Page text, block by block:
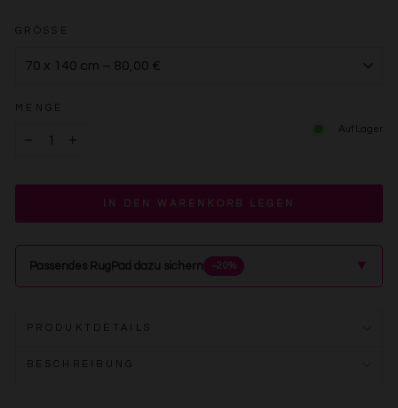
GRÖSSE
MENGE
Auf Lager
IN DEN WARENKORB LEGEN
Passendes RugPad dazu sichern −20% ▲
PRODUKTDETAILS
BESCHREIBUNG